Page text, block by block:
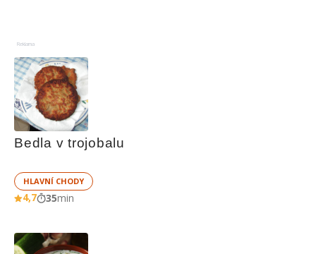
Reklama
Bedla v trojobalu
HLAVNÍ CHODY
4,7 35min